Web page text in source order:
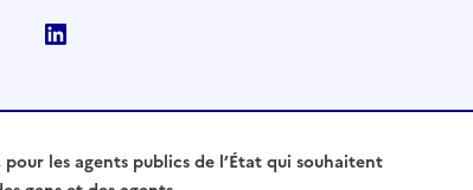
les agents publics de l’État qui souhaitent